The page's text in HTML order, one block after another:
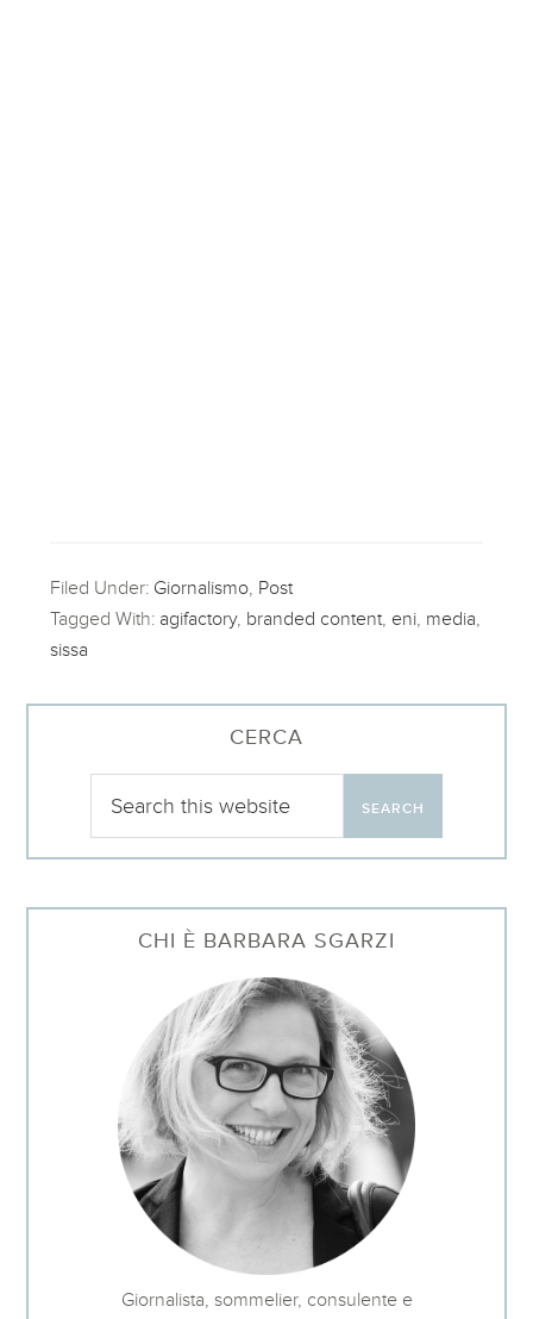
Filed Under: Giornalismo Post
Tagged With: agifactory, branded content eni media
sissa
CERCA
CHI È BARBARA SGARZI
Giornalista, sommelier, consulente e